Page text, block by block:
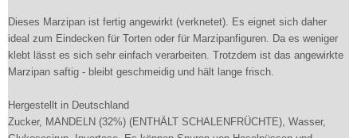
Dieses Marzipan ist fertig angewirkt (verknetet). Es eignet sich daher
ideal zum Eindecken für Torten oder für Marzipanfiguren. Da es weniger
klebt lässt es sich sehr einfach verarbeiten. Trotzdem ist das angewirkte
Marzipan saftig - bleibt geschmeidig und hält lange frisch.
Hergestellt in Deutschland
Zucker, MANDELN (32%) (ENTHÄLT SCHALENFRÜCHTE), Wasser,